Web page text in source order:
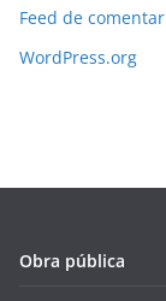
Feed de
WordPress.org
Obra pública